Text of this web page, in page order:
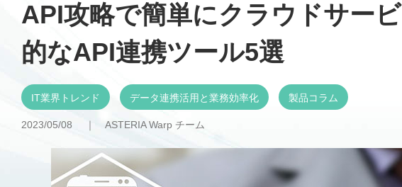
API攻略で簡単にクラウドサー
的なAPI連携ツール5選
IT業界トレンド データ連携活用と業務効率化 製品コラム
2023/05/08 ｜ ASTERIA Warp チーム